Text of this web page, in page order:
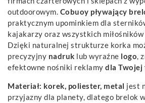
outdoorowym. Cobuoy pływający
praktycznym upominkiem dla
kajakarzy oraz wszystkich
Dzięki naturalnej strukturze korka
precyzyjny nadruk lub wyraźne logo,
efektowne nośniki reklamy dla Twojej
Materiał: korek, poliester, metal jest
przyjazny dla planety, dlatego brelok